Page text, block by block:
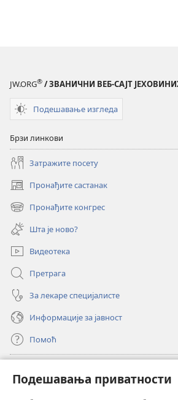
Подешавања приватности
JW.ORG® / ЗВАНИЧНИ ВЕБ-САЈТ
Подешавање изгледа
Брзи линкови
Затражите посету
Пронађите састанак
(отвара
нови
прозор)
Пронађите конгрес
(отвара
нови
прозор)
Шта је ново?
Видеотека
Претрага
За лекаре специјалисте
Информације за јавност
Помоћ
(отвара
нови